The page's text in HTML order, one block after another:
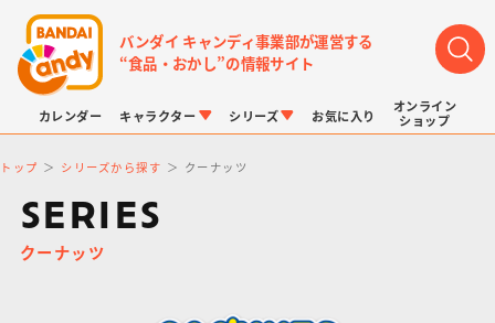
バンダイ キャンディ事業部が運営する
“食品・おかし”の情報サイト
カレンダー キャラクター シリーズ お気に入り
オンライン
ショップ
トップ シリーズから探す クーナッツ
SERIES
クーナッツ